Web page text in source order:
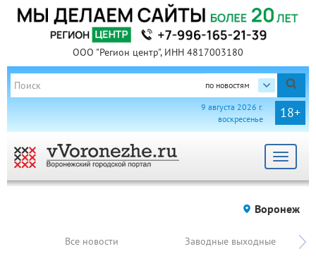
ООО "Регион центр", ИНН 4817003180
по новостям
18+
9 августа 2026 г.
воскресенье
Toggle
Воронеж
Все новости Заводные выходные